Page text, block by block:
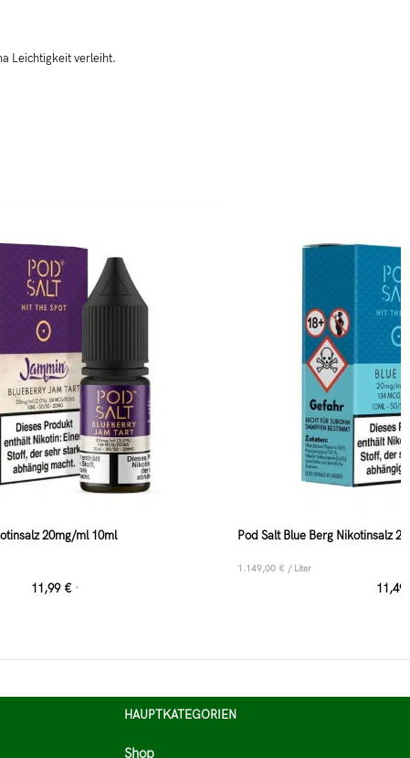
Leichtigkeit verleiht.
20mg/ml 10ml
11,99 € *
Pod Salt Blue Berg Nikotinsalz
1.149,00 € / Liter
11,49
HAUPTKATEGORIEN
Shop